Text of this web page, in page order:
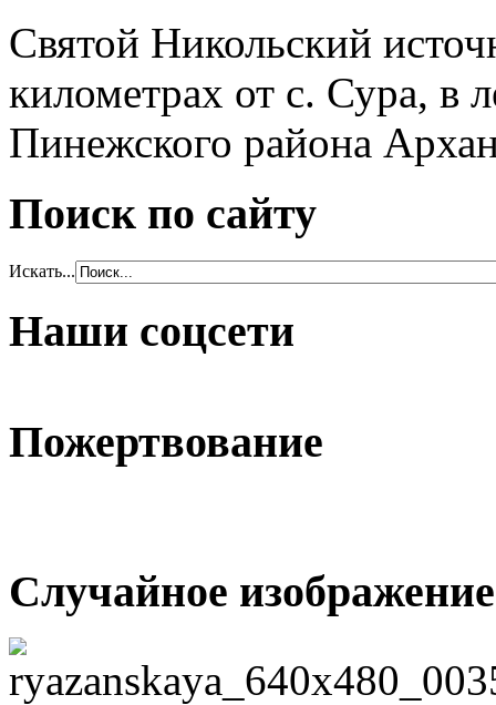
Святой Никольский
километрах от с. Сура, в
Пинежского района
Поиск по сайту
Искать...
Наши соцсети
Пожертвование
Случайное изображение